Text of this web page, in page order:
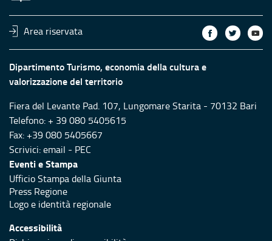
Area riservata
Dipartimento Turismo, economia della cultura e
valorizzazione del territorio
Fiera del Levante Pad. 107, Lungomare Starita - 70132 Bari
Telefono: + 39 080 5405615
Fax: +39 080 5405667
Scrivici:email - PEC
Eventi e Stampa
Ufficio Stampa della Giunta
Press Regione
Logo e identità regionale
Accessibilità